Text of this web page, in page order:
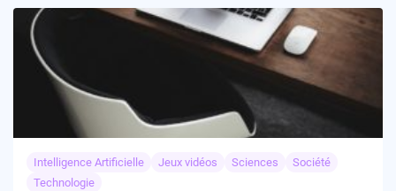
Intelligence Artificielle Jeux vidéos Sciences
Société
Technologie